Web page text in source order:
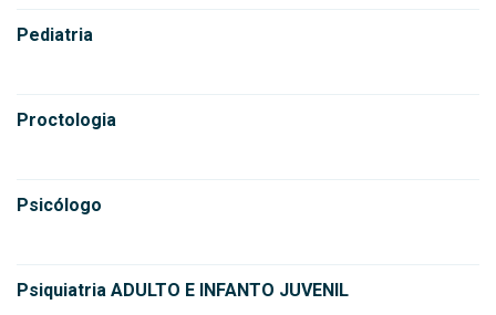
Pediatria
Proctologia
Psicólogo
Psiquiatria ADULTO E INFANTO JUVENIL